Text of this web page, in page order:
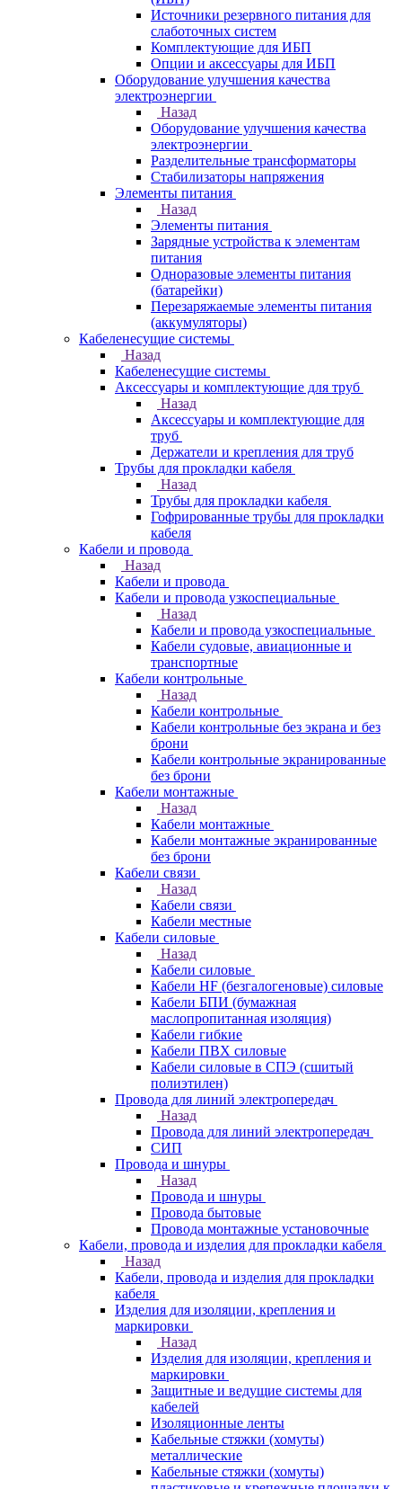
Источники резервного питания для
слаботочных систем
Комплектующие для ИБП
Опции и аксессуары для ИБП
Оборудование улучшения качества
электроэнергии
Назад
Оборудование улучшения качества
электроэнергии
Разделительные трансформаторы
Стабилизаторы напряжения
Элементы питания
Назад
Элементы питания
Зарядные устройства к элементам
питания
Одноразовые элементы питания
(батарейки)
Перезаряжаемые элементы питания
(аккумуляторы)
Кабеленесущие системы
Назад
Кабеленесущие системы
Аксессуары и комплектующие для труб
Назад
Аксессуары и комплектующие для
труб
Держатели и крепления для труб
Трубы для прокладки кабеля
Назад
Трубы для прокладки кабеля
Гофрированные трубы для прокладки
кабеля
Кабели и провода
Назад
Кабели и провода
Кабели и провода узкоспециальные
Назад
Кабели и провода узкоспециальные
Кабели судовые, авиационные и
транспортные
Кабели контрольные
Назад
Кабели контрольные
Кабели контрольные без экрана и без
брони
Кабели контрольные экранированные
без брони
Кабели монтажные
Назад
Кабели монтажные
Кабели монтажные экранированные
без брони
Кабели связи
Назад
Кабели связи
Кабели местные
Кабели силовые
Назад
Кабели силовые
Кабели HF (безгалогеновые) силовые
Кабели БПИ (бумажная
маслопропитанная изоляция)
Кабели гибкие
Кабели ПВХ силовые
Кабели силовые в СПЭ (сшитый
полиэтилен)
Провода для линий электропередач
Назад
Провода для линий электропередач
СИП
Провода и шнуры
Назад
Провода и шнуры
Провода бытовые
Провода монтажные установочные
Кабели, провода и изделия для прокладки кабеля
Назад
Кабели, провода и изделия для прокладки
кабеля
Изделия для изоляции, крепления и
маркировки
Назад
Изделия для изоляции, крепления и
маркировки
Защитные и ведущие системы для
кабелей
Изоляционные ленты
Кабельные стяжки (хомуты)
металлические
Кабельные стяжки (хомуты)